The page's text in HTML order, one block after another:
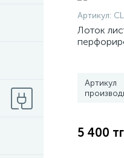
Артикул:
Лоток
Артикул
5 400 тг